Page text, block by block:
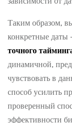
Таким образом,
конкретные даты
точного
динамичной,
чувствовать в
способ усилить
проверенный
эффективности